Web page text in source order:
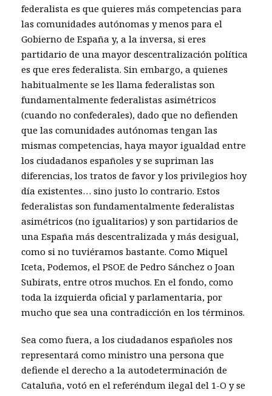
federalista es que quieres más competencias para
las comunidades autónomas y menos para el
Gobierno de España y, a la inversa, si eres
partidario de una mayor descentralización política
es que eres federalista. Sin embargo, a quienes
habitualmente se les llama federalistas son
fundamentalmente federalistas asimétricos
(cuando no confederales), dado que no defienden
que las comunidades autónomas tengan las
mismas competencias, haya mayor igualdad entre
los ciudadanos españoles y se supriman las
diferencias, los tratos de favor y los privilegios hoy
día existentes… sino justo lo contrario. Estos
federalistas son fundamentalmente federalistas
asimétricos (no igualitarios) y son partidarios de
una España más descentralizada y más desigual,
como si no tuviéramos bastante. Como Miquel
Iceta, Podemos, el PSOE de Pedro Sánchez o Joan
Subirats, entre otros muchos. En el fondo, como
toda la izquierda oficial y parlamentaria, por
mucho que sea una contradicción en los términos.
Sea como fuera, a los ciudadanos españoles nos
representará como ministro una persona que
defiende el derecho a la autodeterminación de
Cataluña, votó en el referéndum ilegal del 1-O y se